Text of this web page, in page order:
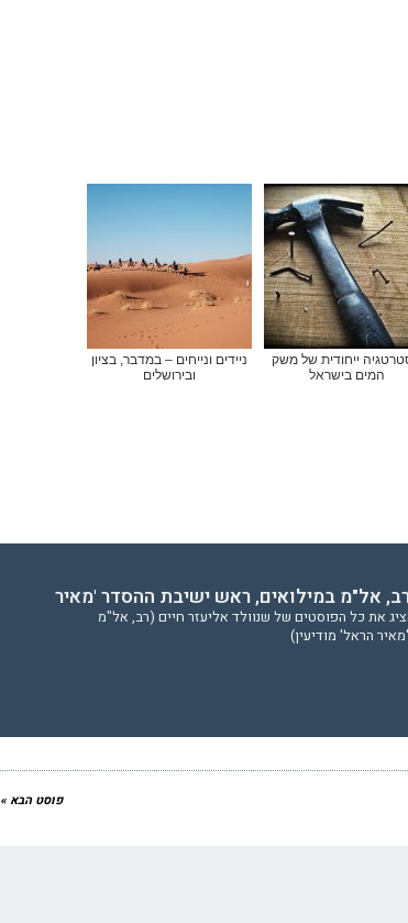
ייחודית של משק
המים בישראל
ניידים ונייחים – במדבר, בציון
ובירושלים
אל"מ במילואים, ראש ישיבת ההסדר 'מאיר
את כל הפוסטים של שנוולד אליעזר חיים (רב, אל"מ
הראל' מודיעין)
פוסט הבא »